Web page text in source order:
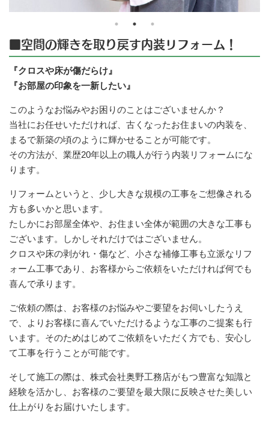
■空間の輝きを取り戻す内装リフォーム！
『クロスや床が傷だらけ』
『お部屋の印象を一新したい』
このようなお悩みやお困りのことはございませんか？
当社にお任せいただければ、古くなったお住まいの内装を、
まるで新築の頃のように輝かせることが可能です。
その方法が、業歴20年以上の職人が行う内装リフォームにな
ります。
リフォームというと、少し大きな規模の工事をご想像される
方も多いかと思います。
たしかにお部屋全体や、お住まい全体が範囲の大きな工事も
ございます。しかしそれだけではございません。
クロスや床の剥がれ・傷など、小さな補修工事も立派なリフ
ォーム工事であり、お客様からご依頼をいただければ何でも
喜んで承ります。
ご依頼の際は、お客様のお悩みやご要望をお伺いしたうえ
で、よりお客様に喜んでいただけるような工事のご提案も行
います。そのためはじめてご依頼をいただく方でも、安心し
て工事を行うことが可能です。
そして施工の際は、株式会社奥野工務店がもつ豊富な知識と
経験を活かし、お客様のご要望を最大限に反映させた美しい
仕上がりをお届けいたします。